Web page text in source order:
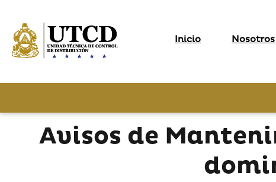
Inicio Nosotros
Avisos de